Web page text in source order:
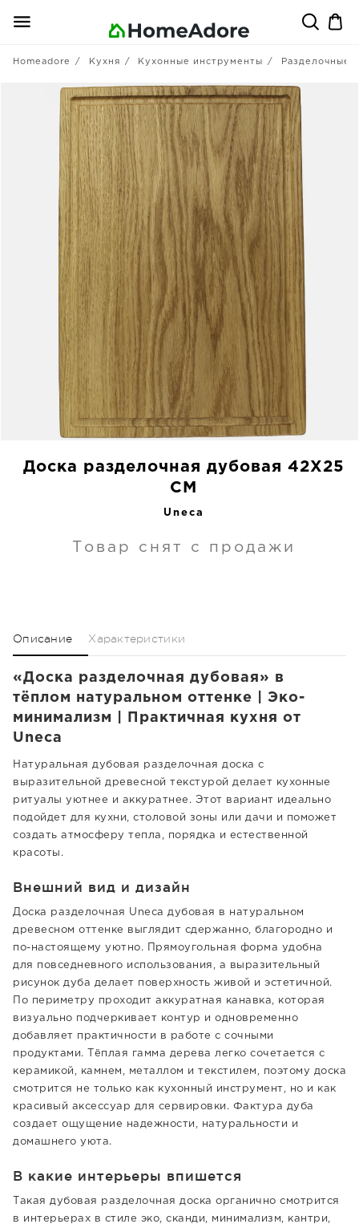
Homeadore Кухня Кухонные инструменты Разделочные
Доска разделочная дубовая 42X25
CM
Uneca
Товар снят с продажи
Описание Характеристики
«Доска разделочная дубовая» в
тёплом натуральном оттенке | Эко-
минимализм | Практичная кухня от
Uneca
Натуральная дубовая разделочная доска с
выразительной древесной текстурой делает кухонные
ритуалы уютнее и аккуратнее. Этот вариант идеально
подойдет для кухни, столовой зоны или дачи и поможет
создать атмосферу тепла, порядка и естественной
красоты.
Внешний вид и дизайн
Доска разделочная Uneca дубовая в натуральном
древесном оттенке выглядит сдержанно, благородно и
по-настоящему уютно. Прямоугольная форма удобна
для повседневного использования, а выразительный
рисунок дуба делает поверхность живой и эстетичной.
По периметру проходит аккуратная канавка, которая
визуально подчеркивает контур и одновременно
добавляет практичности в работе с сочными
продуктами. Тёплая гамма дерева легко сочетается с
керамикой, камнем, металлом и текстилем, поэтому доска
смотрится не только как кухонный инструмент, но и как
красивый аксессуар для сервировки. Фактура дуба
создает ощущение надежности, натуральности и
домашнего уюта.
В какие интерьеры впишется
Такая дубовая разделочная доска органично смотрится
в интерьерах в стиле эко, сканди, минимализм, кантри,